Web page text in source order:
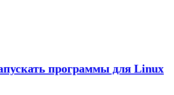
программы для Linux